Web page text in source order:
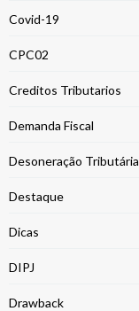
Covid-19
CPC02
Creditos Tributarios
Demanda Fiscal
Desoneração Tributária
Destaque
Dicas
DIPJ
Drawback